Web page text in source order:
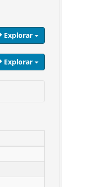
Explorar
Explorar